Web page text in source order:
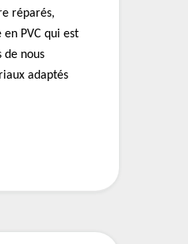
réparés,
PVC qui est
de nous
adaptés